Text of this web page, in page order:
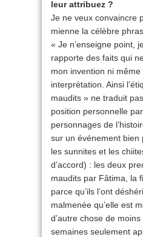
leur attribuez ?
Je ne veux convaincre
mienne la célèbre
« Je n’enseigne point,
rapporte des faits qui
mon invention ni
interprétation. Ainsi
maudits » ne traduit
position personnelle
personnages de
sur un événement bien
les sunnites et les
d’accord) : les deux
maudits par Fâtima, la
parce qu’ils l’ont
malmenée qu’elle est
d’autre chose de
semaines seulement